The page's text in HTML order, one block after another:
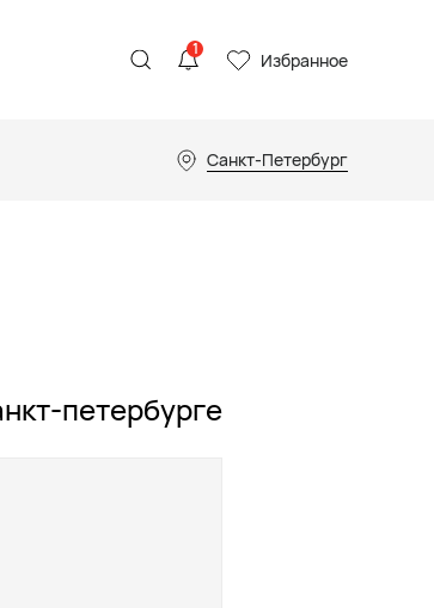
1 Избранное
Санкт-Петербург
петербурге